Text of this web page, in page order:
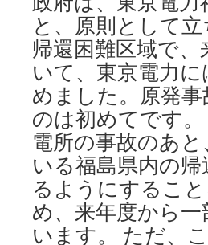
と、原則として
帰還困難区域で
いて、東京電力
めました。原発
のは初めてです
電所の事故のあ
いる福島県内の
るようにするこ
め、来年度から
います。 ただ、